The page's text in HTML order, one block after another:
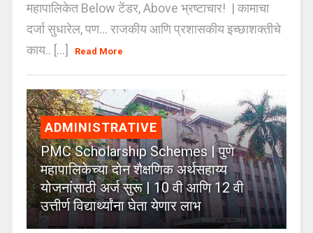
महापालिकेत Below टेंडर, Above भ्रष्टाचार! | कामाचा
दर्जा सुधारेल, पण… राजकीय आणि प्रशासकीय इच्छाशक्तीचे
काय.. [...]
Read More
ADMINISTRATIVE
PMC Scholarship Schemes | पुणे
महापालिकेच्या दोन शैक्षणिक अर्थसहाय्य
योजनांसाठी अर्ज सुरू | 10 वी आणि 12 वी
उत्तीर्ण विद्यार्थ्यांना घेता येणार लाभ